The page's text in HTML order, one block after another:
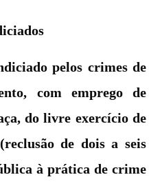
pelos crimes de
com emprego de
do livre exercício de
de dois a seis
à prática de crime